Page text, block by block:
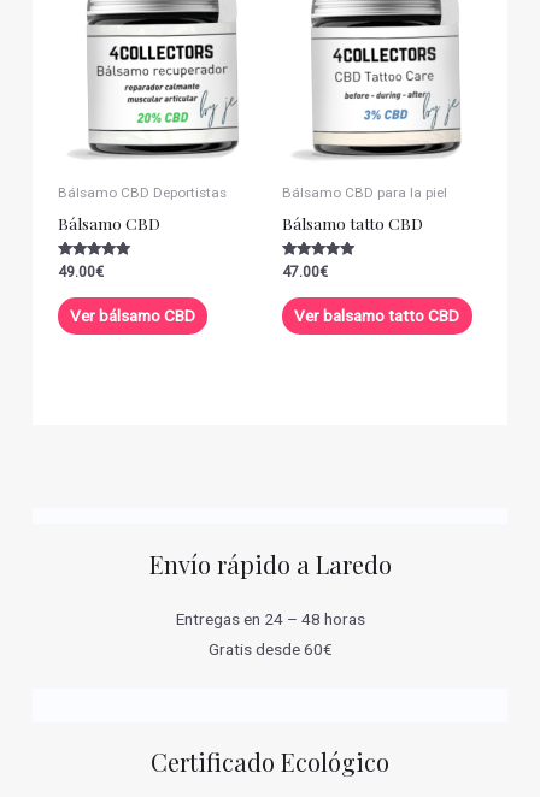
Bálsamo CBD Deportistas
Bálsamo CBD
Valorado con
de 5
49.00€
Ver bálsamo CBD
Bálsamo CBD para la piel
Bálsamo tatto CBD
Valorado con
de 5
47.00€
Ver balsamo tatto CBD
Envío rápido a Laredo
Entregas en 24 – 48 horas
Gratis desde 60€
Certificado Ecológico